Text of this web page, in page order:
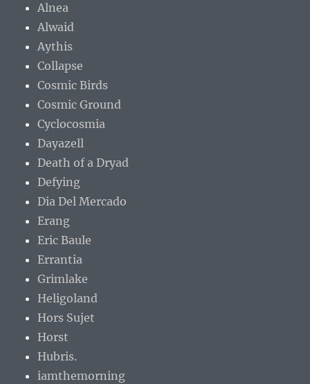
Alnea
Alwaid
Aythis
Collapse
Cosmic Birds
Cosmic Ground
Cyclocosmia
Dayazell
Death of a Dryad
Defying
Dia Del Mercado
Erang
Eric Baule
Errantia
Grimlake
Heligoland
Hors Sujet
Horst
Hubris.
iamthemorning